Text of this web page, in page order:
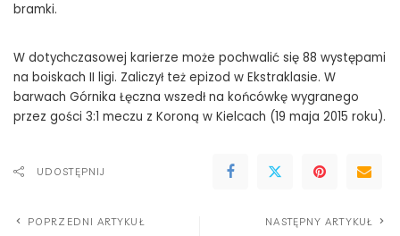
bramki.
W dotychczasowej karierze może pochwalić się 88 występami
na boiskach II ligi. Zaliczył też epizod w Ekstraklasie. W
barwach Górnika Łęczna wszedł na końcówkę wygranego
przez gości 3:1 meczu z Koroną w Kielcach (19 maja 2015 roku).
UDOSTĘPNIJ
POPRZEDNI ARTYKUŁ NASTĘPNY ARTYKUŁ